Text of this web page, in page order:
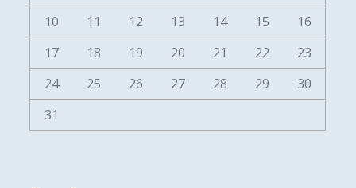
10
11 12 13 14 15
16
17
18 19 20 21 22
23
24
25 26 27 28 29
30
31